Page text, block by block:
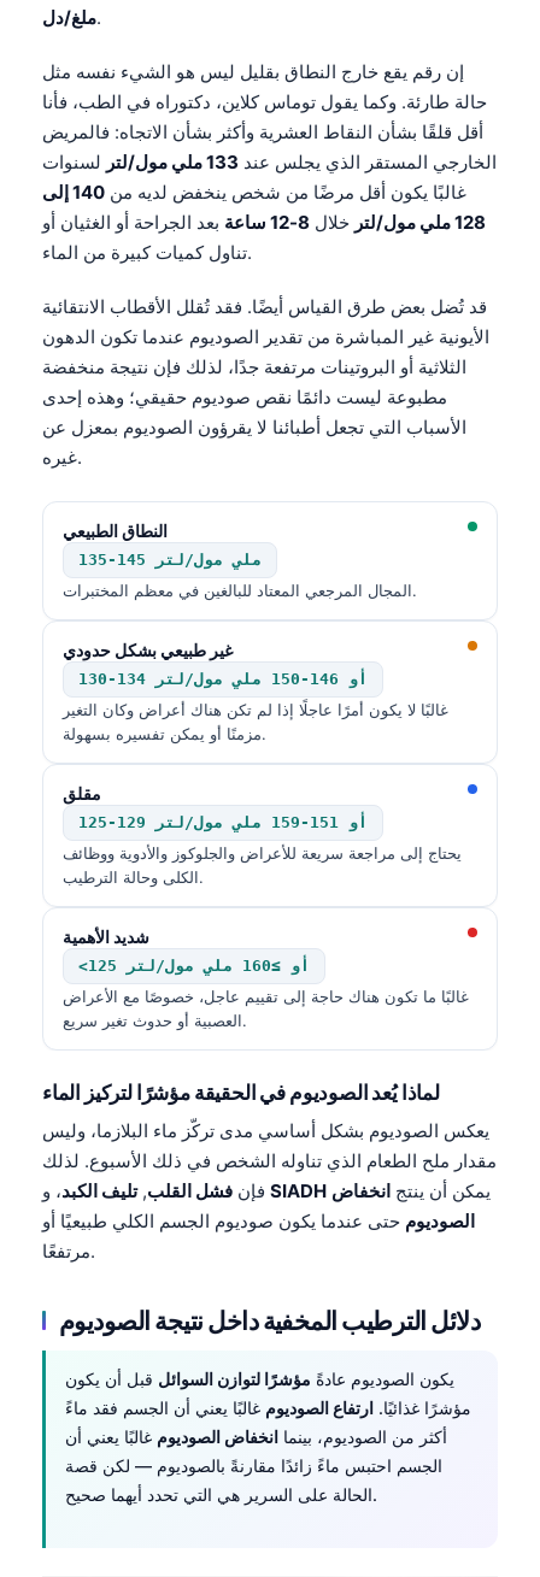
ملغ/دل.
إن رقم يقع خارج النطاق بقليل ليس هو الشيء نفسه مثل
حالة طارئة. وكما يقول توماس كلاين، دكتوراه في الطب، فأنا
أقل قلقًا بشأن النقاط العشرية وأكثر بشأن الاتجاه: فالمريض
الخارجي المستقر الذي يجلس عند 133 ملي مول/لتر
لسنوات
غالبًا يكون أقل مرضًا من شخص ينخفض لديه من
140 إلى
128 ملي مول/لتر
خلال 8-12 ساعة
بعد الجراحة أو الغثيان أو
تناول كميات كبيرة من الماء.
قد تُضل بعض طرق القياس أيضًا. فقد تُقلل الأقطاب الانتقائية
الأيونية غير المباشرة من تقدير الصوديوم عندما تكون الدهون
الثلاثية أو البروتينات مرتفعة جدًا، لذلك فإن نتيجة منخفضة
مطبوعة ليست دائمًا نقص صوديوم حقيقي؛ وهذه إحدى
الأسباب التي تجعل أطبائنا لا يقرؤون الصوديوم بمعزل عن
غيره.
النطاق الطبيعي
135-145 ملي مول/لتر
المجال المرجعي المعتاد للبالغين في معظم المختبرات.
غير طبيعي بشكل حدودي
130-134 أو 146-150 ملي مول/لتر
غالبًا لا يكون أمرًا عاجلًا إذا لم تكن هناك أعراض وكان التغير
مزمنًا أو يمكن تفسيره بسهولة.
مقلق
125-129 أو 151-159 ملي مول/لتر
يحتاج إلى مراجعة سريعة للأعراض والجلوكوز والأدوية ووظائف
الكلى وحالة الترطيب.
شديد الأهمية
<125 أو ≥160 ملي مول/لتر
غالبًا ما تكون هناك حاجة إلى تقييم عاجل، خصوصًا مع الأعراض
العصبية أو حدوث تغير سريع.
لماذا يُعد الصوديوم في الحقيقة مؤشرًا لتركيز الماء
يعكس الصوديوم بشكل أساسي مدى تركّز ماء البلازما، وليس
مقدار ملح الطعام الذي تناوله الشخص في ذلك الأسبوع. لذلك
فإن فشل القلب,تليف الكبد SIADH يمكن أن ينتج انخفاض
الصوديوم حتى عندما يكون صوديوم الجسم الكلي طبيعيًا أو
مرتفعًا.
دلائل الترطيب المخفية داخل نتيجة الصوديوم
يكون الصوديوم عادةً مؤشرًا لتوازن السوائل قبل أن يكون
مؤشرًا غذائيًا. ارتفاع الصوديوم غالبًا يعني أن الجسم فقد ماءً
أكثر من الصوديوم، بينما انخفاض الصوديوم غالبًا يعني أن
الجسم احتبس ماءً زائدًا مقارنةً بالصوديوم — لكن قصة
الحالة على السرير هي التي تحدد أيهما صحيح.